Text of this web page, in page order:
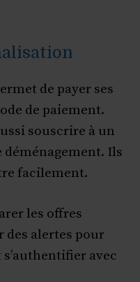
de payer ses
de paiement.
souscrire à un
déménagement. Ils
facilement.
les offres
des alertes pour
avec